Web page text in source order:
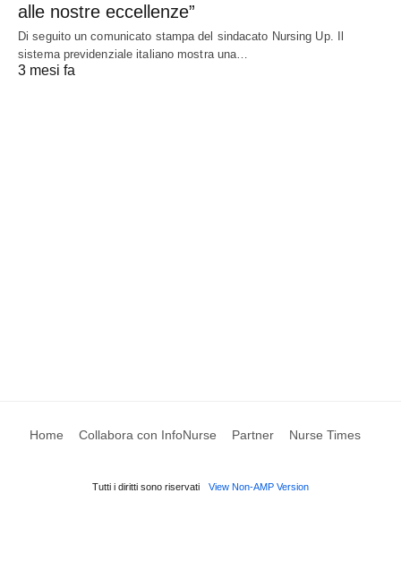
alle nostre eccellenze”
Di seguito un comunicato stampa del sindacato Nursing Up. Il
sistema previdenziale italiano mostra una…
3 mesi fa
Home Collabora con InfoNurse Partner Nurse Times
Tutti i diritti sono riservati View Non-AMP Version